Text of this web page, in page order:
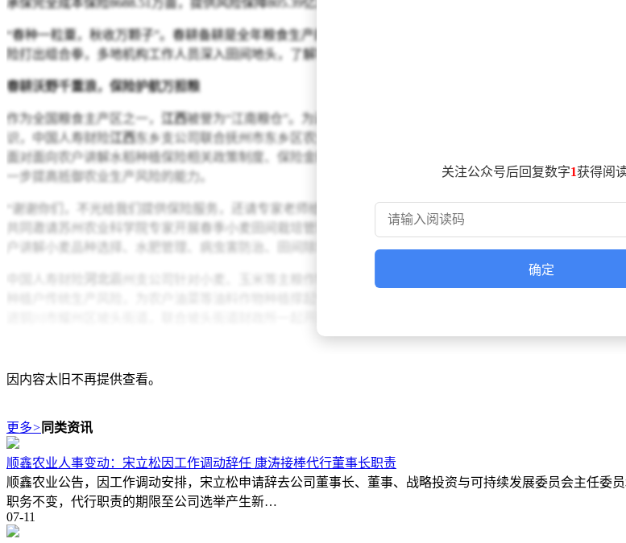
“春种一粒粟，秋收万颗子”。春耕备耕是全年粮食生产的“首战”，关乎亿万农民的生计，更是国家粮食安全
险打出组合拳，多地机构工作人员深入田间地头，了解农户真实需求，有针对性地提供保险保障，并通过科
春耕沃野千重浪，保险护航万担粮
作为全国粮食主产区之一， 江西 被誉为“江南粮仓”。为进一步在春耕时期将国家惠农政策宣传好、落实好，
识，中国人寿财险
江西 东乡支公司联合抚州市东乡区农业农村局前往东乡区杨桥殿镇辖区内路西村、下易村
面对面向农户讲解水稻种植保险相关政策制度、保险金额、保险责任、理赔程序及参保利好，对农户在种植
一步提高抵御农业生产风险的能力。
“谢谢你们，不光给我们提供保险服务，还请专家老师给我们讲解种植的知识，希望今年能丰产丰收”。2月28
共同邀请苏州农业科学院专家开展春季小麦田间栽培管理技术辅导活动。活动现场，农业专家通过现场座谈
户讲解小麦品种选择、水肥管理、病虫害防治、田间除草管理等关键技术，提升春耕效率。活动受到当地农
霸州支公司针对小麦、玉米等主粮作物推出“政策性+商业性”组合保险产品，新增“小麦产
100余份，并现场讲解玉米完全成本保险、育肥猪保险保险等产品的保障范围。针对农户关注的理赔流程，
3月2日，山东 省济南市突降17.9毫米暴雪，创历史同期极端天气纪录。暴雪在解除农田旱情的同时，给当地
作组迅速赶赴现场，协同农技专家及街道办工作人员开展查勘救灾。公司理赔人员不怕严寒和地面湿滑，利
化理赔手续，开通绿色理赔通道，确保尽快将赔款发放到农户手中，不影响当前的春季生产。公司聘请的农
清理积雪、加固大棚结构，采取保温措施，减少低温对作物的影响，并提醒注意排水，防止积雪融化后造成
科技赋能春耕，保险服务更精准
2025年中央一号文件首提“农业新质生产力”，通过无人机技术、人工智能技术和数字技术等的应用，对加快农
关注公众号后回复数字1获得阅
确定
因内容太旧不再提供查看。
更多> 同类资讯
顺鑫农业人事变动：宋立松因工作调动辞任 康涛接棒代行董事长职责
顺鑫农业公告，因工作调动安排，宋立松申请辞去公司董事长、董事、战略投资与可持续发展委员会主任委
职务不变，代行职责的期限至公司选举产生新…
07-11